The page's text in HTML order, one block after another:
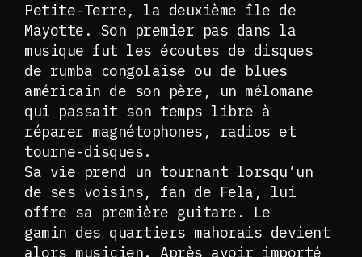
Petite-Terre, la deuxième île de
Mayotte. Son premier pas dans la
musique fut les écoutes de disques
de rumba congolaise ou de blues
américain de son père, un mélomane
qui passait son temps libre à
réparer magnétophones, radios et
tourne-disques.
Sa vie prend un tournant lorsqu’un
de ses voisins, fan de Fela, lui
offre sa première guitare. Le
gamin des quartiers mahorais devient
alors musicien. Après avoir importé